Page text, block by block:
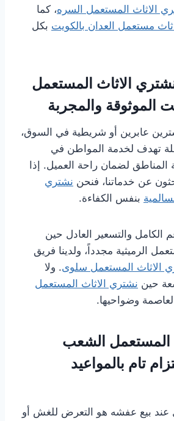
الاثاث المستعمل السره، كما
مستعمل العدان بالكويت بكل
الاثاث المستعمل
الموثوقة والمجربة
عابرين أو شريطية في السوق،
تهدف لخدمة المواطن في
لضمان راحة العميل. إذا
عن خدماتنا، فنحن نشتري
بنفس الكفاءة.
الكامل والتسعير العادل حين
الرميثية مجدداً، ولدينا فريق
الاثاث المستعمل سلوى. ولا
حين نشتري الاثاث المستعمل
وضواحيها.
المستعمل الشعب
تام بالمواعيد
عند بيع عفشه هو التعرض للغش أو